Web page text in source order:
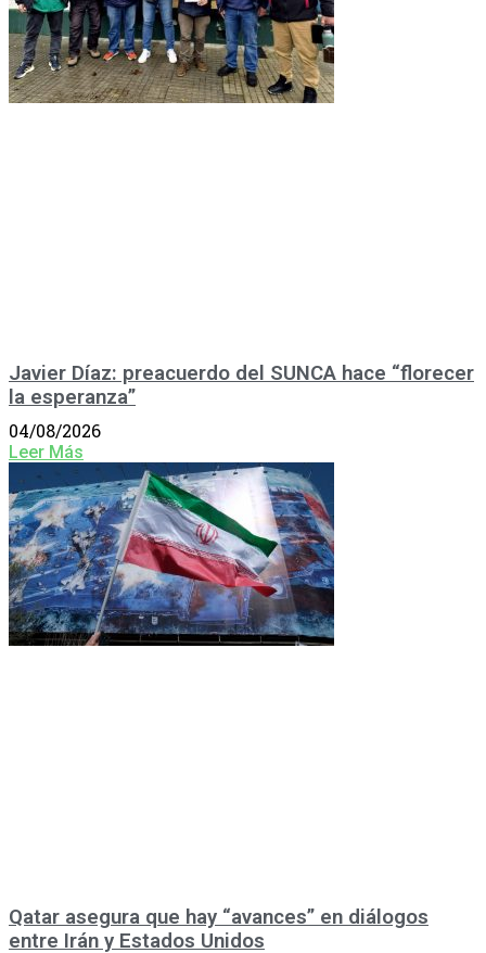
Javier Díaz: preacuerdo del SUNCA hace “florecer
la esperanza”
04/08/2026
Leer Más
Qatar asegura que hay “avances” en diálogos
entre Irán y Estados Unidos